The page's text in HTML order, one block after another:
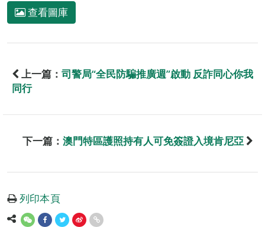
查看圖庫
上一篇： 司警局“全民防騙推廣週”啟動 反詐同心你我
同行
下一篇： 澳門特區護照持有人可免簽證入境肯尼亞
列印本頁